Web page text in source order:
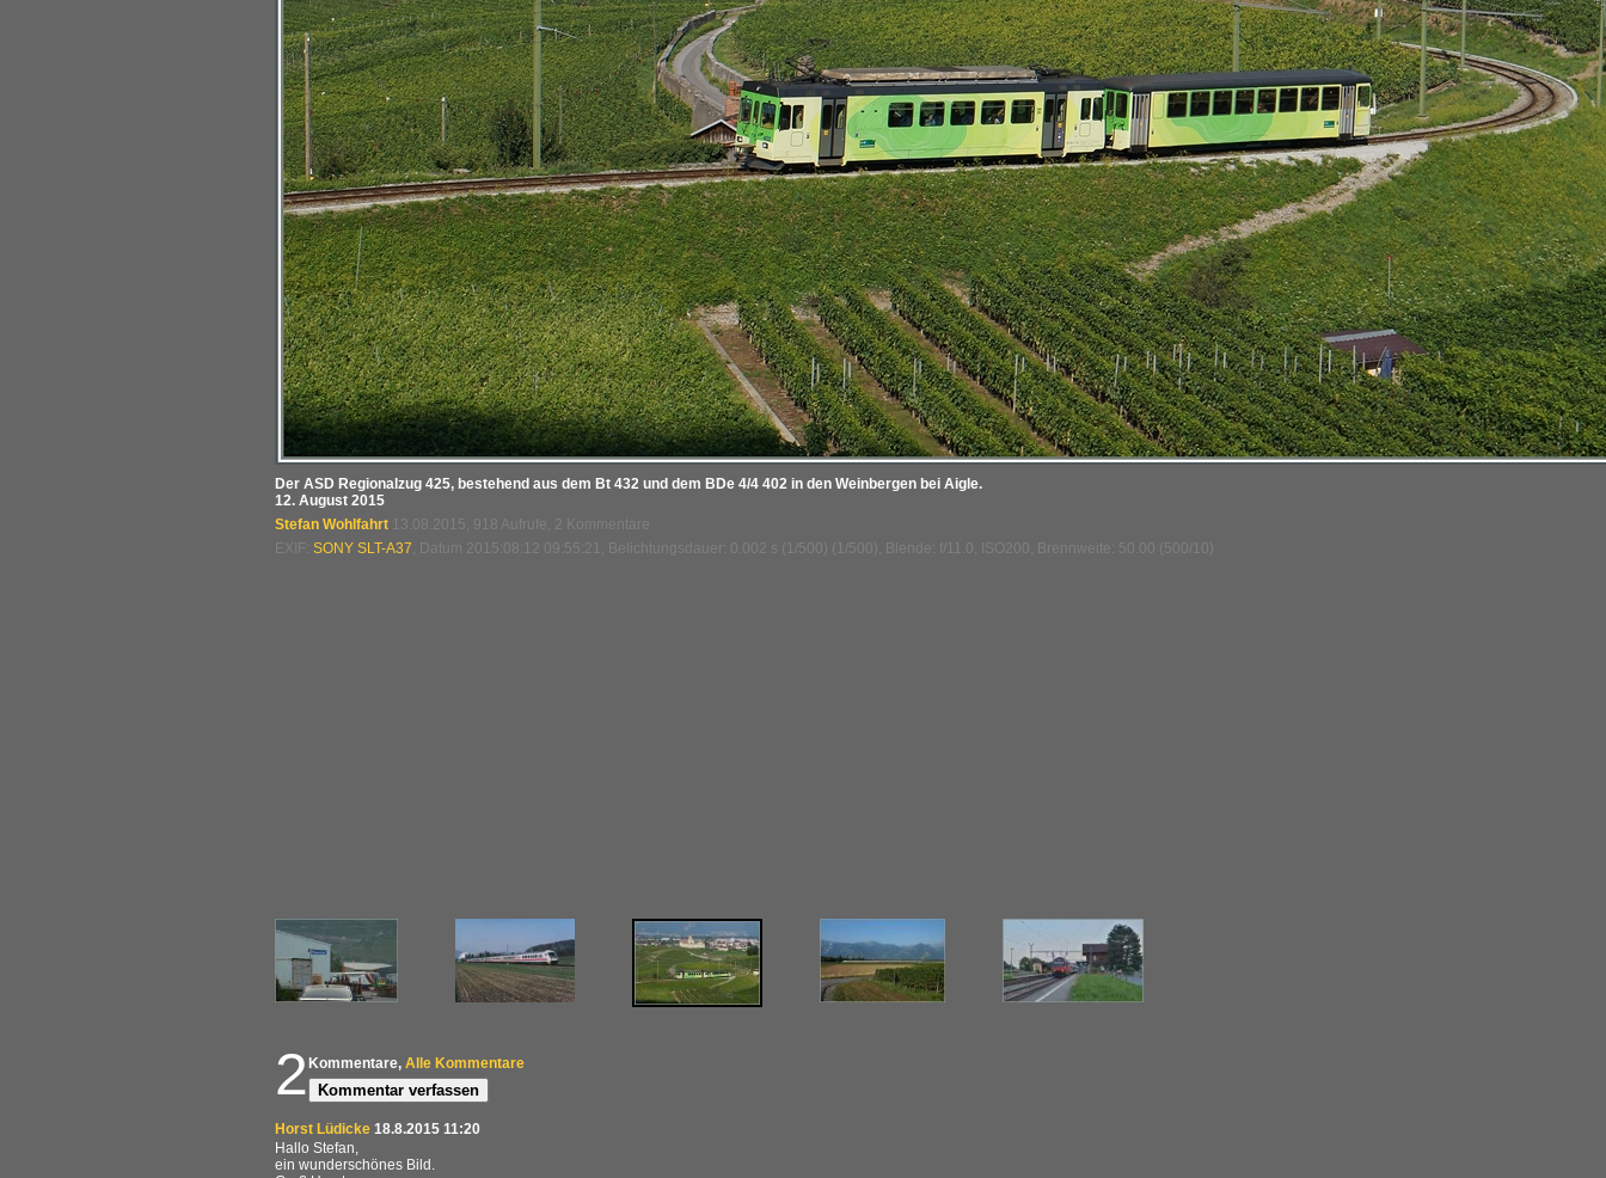
Der ASD Regionalzug 425, bestehend aus dem Bt 432 und dem BDe 4/4 402 in den Weinbergen bei Aigle.
12. August 2015
Stefan Wohlfahrt
13.08.2015, 918 Aufrufe, 2 Kommentare
EXIF: SONY SLT-A37 , Datum 2015:08:12 09:55:21, Belichtungsdauer: 0.002 s (1/500) (1/500), Blende: f/11.0, ISO200, Brennweite: 50.00 (500/10)
2 Kommentare, Alle Kommentare
Kommentar verfassen
Horst Lüdicke 18.8.2015 11:20
Hallo Stefan,
ein wunderschönes Bild.